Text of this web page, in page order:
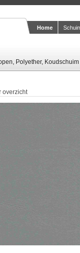
Polyether,
Home
overzicht